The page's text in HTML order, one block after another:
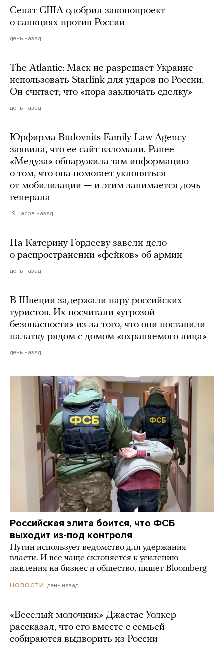
Сенат США одобрил законопроект
о санкциях против России
день назад
The Atlantic: Маск не разрешает Украине
использовать Starlink для ударов по России.
Он считает, что «пора заключать сделку»
день назад
Юрфирма Budovnits Family Law Agency
заявила, что ее сайт взломали. Ранее
«Медуза» обнаружила там информацию
о том, что она помогает уклоняться
от мобилизации — и этим занимается дочь
генерала
19 часов назад
На Катерину Гордееву завели дело
о распространении «фейков» об армии
день назад
В Швеции задержали пару российских
туристов. Их посчитали «угрозой
безопасности» из-за того, что они поставили
палатку рядом с домом «охраняемого лица»
день назад
Российская элита боится, что ФСБ
выходит из-под контроля
Путин использует ведомство для удержания
власти. И все чаще склоняется к усилению
давления на бизнес и общество, пишет Bloomberg
НОВОСТИ день назад
«Веселый молочник» Джастас Уолкер
рассказал, что его вместе с семьей
собираются выдворить из России